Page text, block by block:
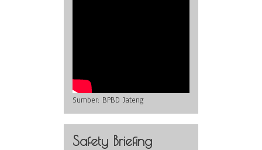
Sumber: BPBD Jateng
Safety Briefing